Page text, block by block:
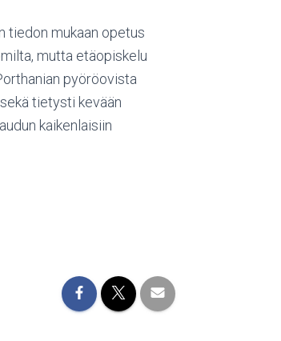
tiedon mukaan opetus
mutta etäopiskelu
pyöröovista
tietysti kevään
kaikenlaisiin